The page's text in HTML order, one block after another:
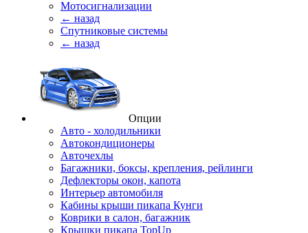
Мотосигнализации
← назад
Спутниковые системы
← назад
Опции
Авто - холодильники
Автокондиционеры
Авточехлы
Багажники, боксы, крепления, рейлинги
Дефлекторы окон, капота
Интерьер автомобиля
Кабины крыши пикапа Кунги
Коврики в салон, багажник
Крышки пикапа TopUp